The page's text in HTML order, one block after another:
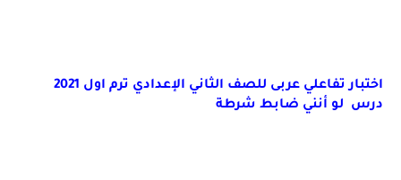
اختبار تفاعلي عربى للصف الثاني الإعدادي ترم اول 2021
درس
لو أنني ضابط شرطة